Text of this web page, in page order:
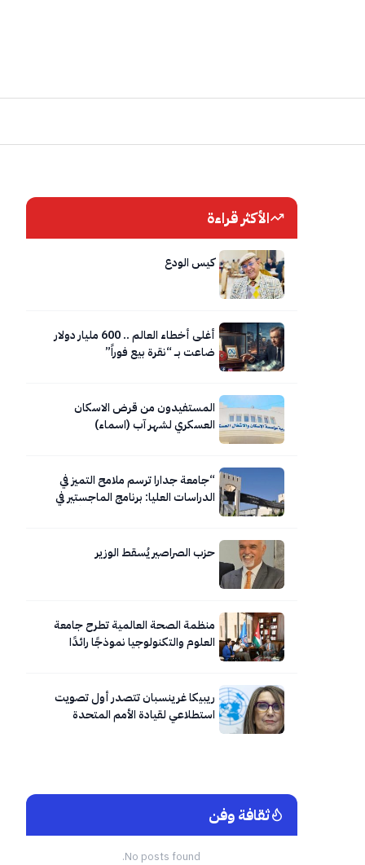
الأكثر قراءة
كيس الودع
أغلى أخطاء العالم .. 600 مليار دولار
ضاعت بــــ “نقرة بيع فوراً”
المستفيدون من قرض الاسكان
العسكري لشهر آب (اسماء)
“جامعة جدارا ترسم ملامح التميز في
الدراسات العليا: برنامج الماجستير في
حزب الصراصير يُسقط الوزير
منظمة الصحة العالمية تطرح جامعة
العلوم والتكنولوجيا نموذجًا رائدًا
ريبيكا غرينسبان تتصدر أول تصويت
استطلاعي لقيادة الأمم المتحدة
ثقافة وفن
No posts found.